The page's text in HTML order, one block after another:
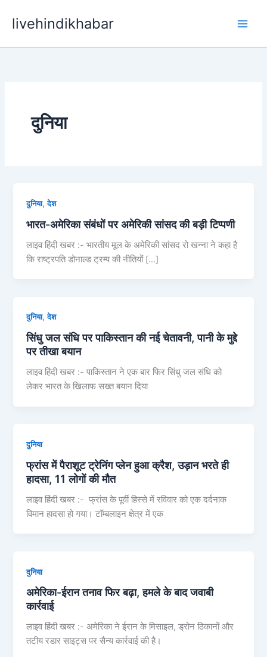
livehindikhabar
दुनिया
दुनिया,देश
भारत-अमेरिका संबंधों पर अमेरिकी सांसद की बड़ी टिप्पणी
लाइव हिंदी खबर :- भारतीय मूल के अमेरिकी सांसद रो खन्ना ने कहा है
कि राष्ट्रपति डोनाल्ड ट्रम्प की नीतियों […]
दुनिया,देश
सिंधु जल संधि पर पाकिस्तान की नई चेतावनी, पानी के मुद्दे
पर तीखा बयान
लाइव हिंदी खबर :- पाकिस्तान ने एक बार फिर सिंधु जल संधि को
लेकर भारत के खिलाफ सख्त बयान दिया
दुनिया
फ्रांस में पैराशूट ट्रेनिंग प्लेन हुआ क्रैश, उड़ान भरते ही
हादसा, 11 लोगों की मौत
लाइव हिंदी खबर :- फ्रांस के पूर्वी हिस्से में रविवार को एक दर्दनाक
विमान हादसा हो गया। टॉम्बलाइन क्षेत्र में एक
दुनिया
अमेरिका-ईरान तनाव फिर बढ़ा, हमले के बाद जवाबी
कार्रवाई
लाइव हिंदी खबर :- अमेरिका ने ईरान के मिसाइल, ड्रोन ठिकानों और
तटीय रडार साइट्स पर सैन्य कार्रवाई की है।